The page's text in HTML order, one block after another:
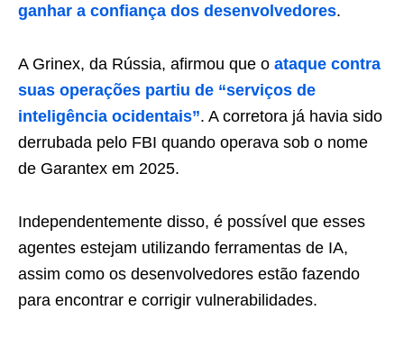
ganhar a confiança dos desenvolvedores.
A Grinex, da Rússia, afirmou que o ataque contra
suas operações partiu de “serviços de
inteligência ocidentais”. A corretora já havia sido
derrubada pelo FBI quando operava sob o nome
de Garantex em 2025.
Independentemente disso, é possível que esses
agentes estejam utilizando ferramentas de IA,
assim como os desenvolvedores estão fazendo
para encontrar e corrigir vulnerabilidades.